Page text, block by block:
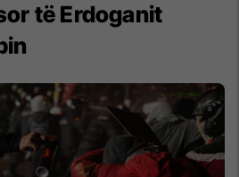
të Erdoganit